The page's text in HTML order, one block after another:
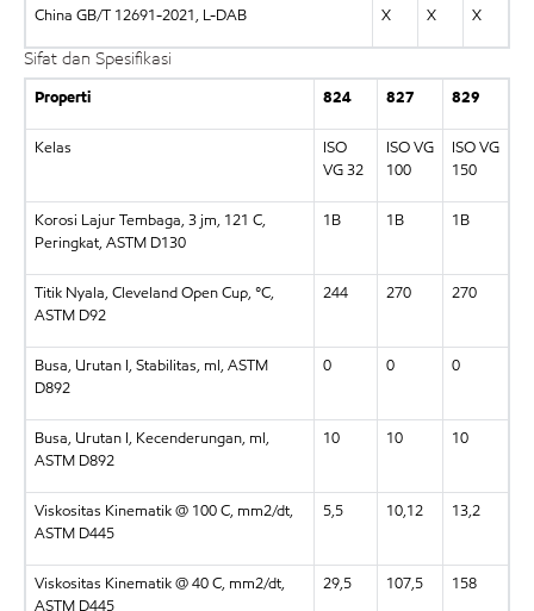
China GB/T 12691-2021, L-DAB X X X
Sifat dan Spesifikasi
Properti 824 827 829
Kelas
ISO
VG 32
ISO VG
100
ISO VG
150
Korosi Lajur Tembaga, 3 jm, 121 C,
Peringkat, ASTM D130
1B 1B 1B
Titik Nyala, Cleveland Open Cup, °C,
ASTM D92
244 270 270
Busa, Urutan I, Stabilitas, ml, ASTM
D892
0 0 0
Busa, Urutan I, Kecenderungan, ml,
ASTM D892
10 10 10
Viskositas Kinematik @ 100 C, mm2/dt,
ASTM D445
5,5 10,12 13,2
Viskositas Kinematik @ 40 C, mm2/dt,
ASTM D445
29,5 107,5 158